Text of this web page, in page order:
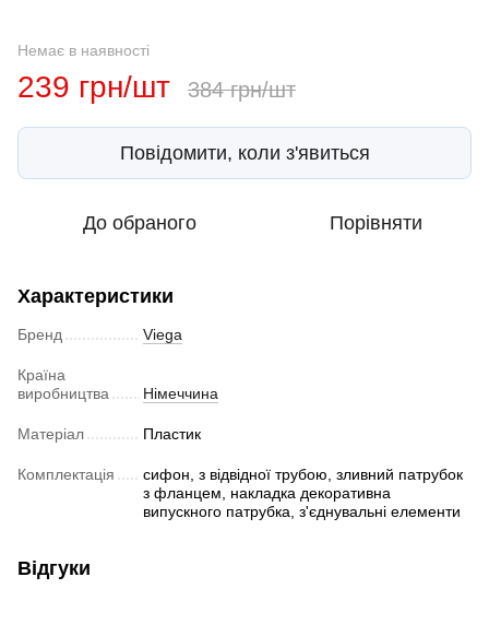
Немає в наявності
239 грн/шт 384 грн/шт
Повідомити, коли з'явиться
До обраного Порівняти
Характеристики
Бренд Viega
Країна
виробництва
Німеччина
Матеріал Пластик
Комплектація
сифон, з відвідної трубою, зливний патрубок
з фланцем, накладка декоративна
випускного патрубка, з'єднувальні елементи
Відгуки